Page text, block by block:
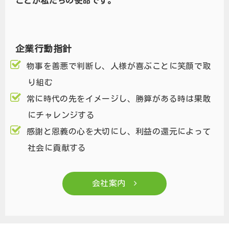
企業行動指針
物事を善悪で判断し、人様が喜ぶことに笑顔で取
り組む
常に時代の先をイメージし、勝算がある時は果敢
にチャレンジする
感謝と恩義の心を大切にし、利益の還元によって
社会に貢献する
会社案内